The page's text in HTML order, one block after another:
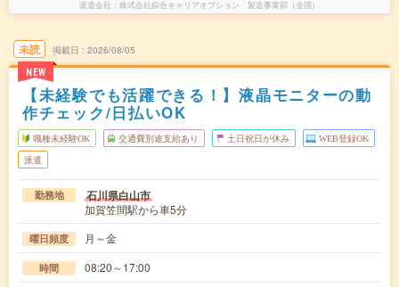
派遣会社 株式会社綜合キャリアオプション 製造事業部（全国）
未読
NEW
掲載日 2026/08/05
【未経験でも活躍できる！】液晶モニターの動
作チェック/日払いOK
職種未経験OK 交通費別途支給あり 土日祝日が休み WEB登録OK
派遣
勤務地 石川県白山市
加賀笠間駅から車5分
曜日頻度 月～金
時間 08:20～17:00